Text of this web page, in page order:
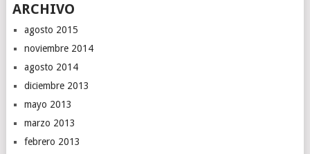
ARCHIVO
agosto 2015
noviembre 2014
agosto 2014
diciembre 2013
mayo 2013
marzo 2013
febrero 2013